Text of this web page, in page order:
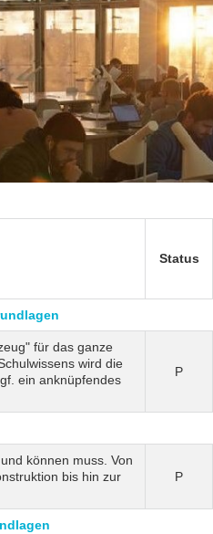
Status
für das ganze
wird die
ein anknüpfendes
P
können muss. Von
bis hin zur
P